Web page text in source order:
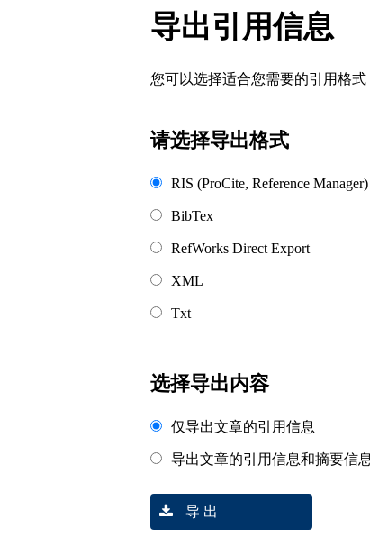
导出引用信息
您可以选择适合您需要的引用格式
请选择导出格式
RIS (ProCite, Reference Manager)
BibTex
RefWorks Direct Export
XML
Txt
选择导出内容
仅导出文章的引用信息
导出文章的引用信息和摘要信息
导 出